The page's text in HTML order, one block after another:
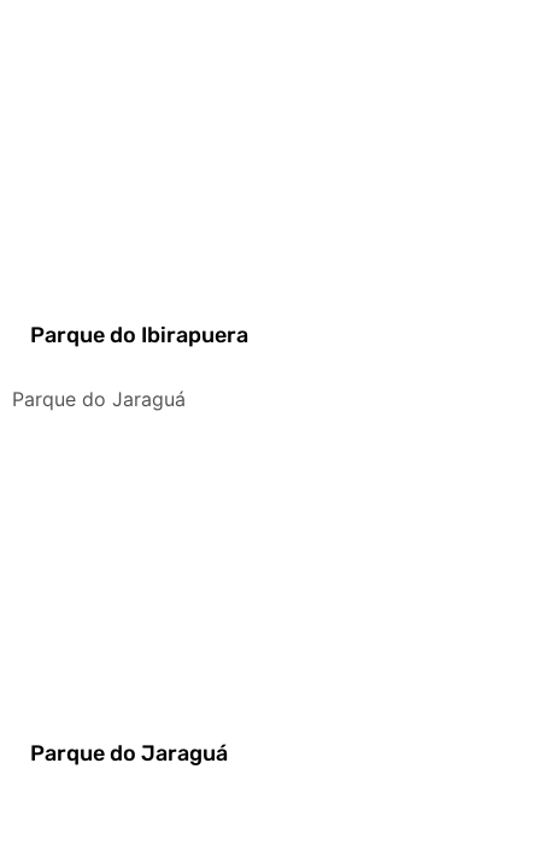
Parque do Ibirapuera
Parque do Jaraguá
Parque do Jaraguá